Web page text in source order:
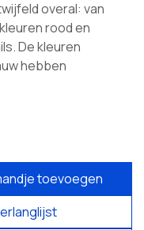
overal: van
rood en
De kleuren
hebben
toevoegen